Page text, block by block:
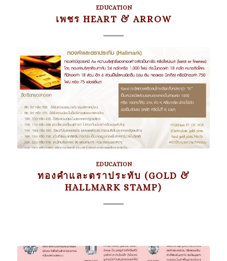
EDUCATION
เพชร HEART & ARROW
EDUCATION
ทองคำและตราประทับ (GOLD &
HALLMARK STAMP)